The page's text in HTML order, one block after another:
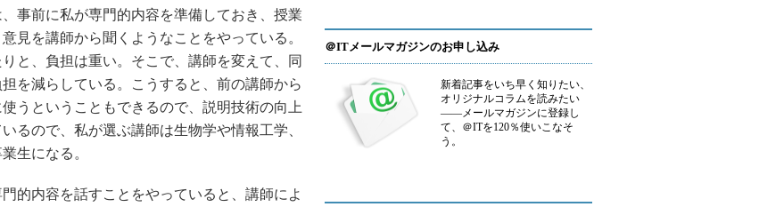
事前に私が専門的内容を準備しておき、授業
見を講師から聞くようなことをやっている。
と、負担は重い。そこで、講師を変えて、同
を減らしている。こうすると、前の講師から
うということもできるので、説明技術の向上
るので、私が選ぶ講師は生物学や情報工学、
生になる。
的内容を話すことをやっていると、講師によ
＠ITメールマガジンのお申し込み
新着記事をいち早く知りたい、
オリジナルコラムを読みたい
――メールマガジンに登録し
て、＠ITを120％使いこなそ
う。